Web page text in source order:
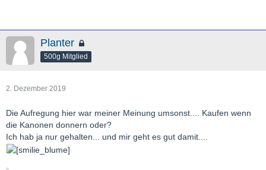
Planter
500g Mitglied
2. Dezember 2019
Die Aufregung hier war meiner Meinung umsonst.... Kaufen wenn
die Kanonen donnern oder?
Ich hab ja nur gehalten... und mir geht es gut damit....